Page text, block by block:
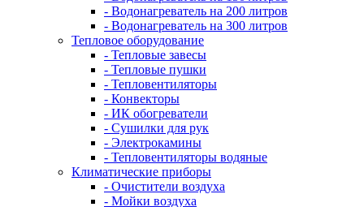
- Водонагреватель на 200 литров
- Водонагреватель на 300 литров
Тепловое оборудование
- Тепловые завесы
- Тепловые пушки
- Тепловентиляторы
- Конвекторы
- ИК обогреватели
- Сушилки для рук
- Электрокамины
- Тепловентиляторы водяные
Климатические приборы
- Очистители воздуха
- Мойки воздуха